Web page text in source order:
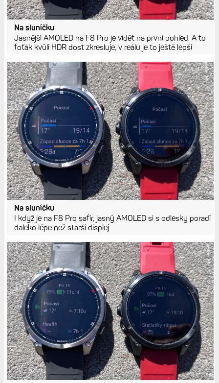
Na sluníčku
Jasnější AMOLED na F8 Pro je vidět na první pohled. A to
foťák kvůli HDR dost zkresluje, v reálu je to ještě lepší
Na sluníčku
I když je na F8 Pro safír, jasný AMOLED si s odlesky poradí
daleko lépe než starší displej